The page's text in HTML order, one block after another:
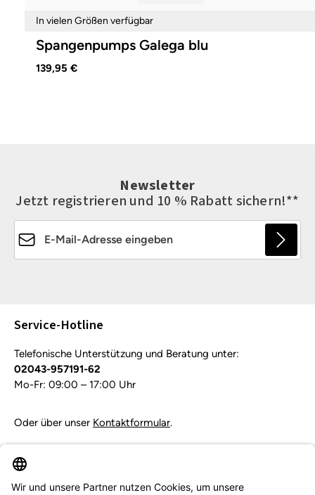
In vielen Größen verfügbar
Spangenpumps Galega blu
139,95 €
Newsletter
Jetzt registrieren und 10 % Rabatt sichern!**
Service-Hotline
Telefonische Unterstützung und Beratung unter:
02043-957191-62
Mo-Fr: 09:00 – 17:00 Uhr
Oder über unser Kontaktformular.